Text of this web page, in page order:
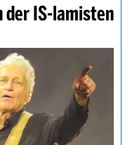
der IS-lamisten